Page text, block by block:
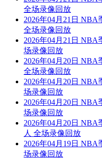
全场录像回放
2026年04月21日
全场录像回放
2026年04月21日
场录像回放
2026年04月20日 NBA
全场录像回放
2026年04月20日
场录像回放
2026年04月20日
场录像回放
2026年04月20日 NBA
人 全场录像回放
2026年04月19日
场录像回放